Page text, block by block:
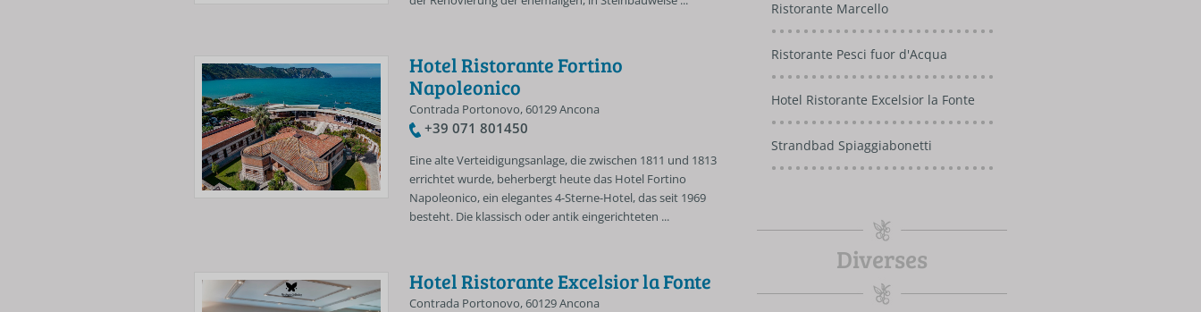
Hotel Ristorante Fortino
Napoleonico
Contrada Portonovo, 60129 Ancona
+39 071 801450
Eine alte Verteidigungsanlage, die zwischen 1811 und 1813
errichtet wurde, beherbergt heute das Hotel Fortino
Napoleonico, ein elegantes 4-Sterne-Hotel, das seit 1969
besteht. Die klassisch oder antik eingerichteten ...
Hotel Ristorante Excelsior la Fonte
Contrada Portonovo, 60129 Ancona
Ristorante Marcello
Ristorante Pesci fuor d'Acqua
Hotel Ristorante Excelsior la Fonte
Strandbad Spiaggiabonetti
Diverses